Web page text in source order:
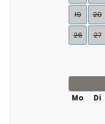
19 20
26 27
Mo
Di